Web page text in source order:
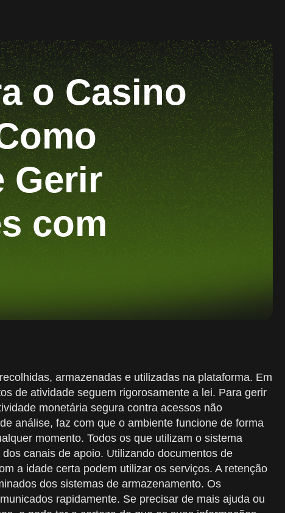
o Casino
Gerir
com
armazenadas e utilizadas na plataforma. Em
de atividade seguem rigorosamente a lei. Para gerir
monetária segura contra acessos não
análise, faz com que o ambiente funcione de forma
momento. Todos os que utilizam o sistema
canais de apoio. Utilizando documentos de
a idade certa podem utilizar os serviços. A retenção
dos sistemas de armazenamento. Os
rapidamente. Se precisar de mais ajuda ou